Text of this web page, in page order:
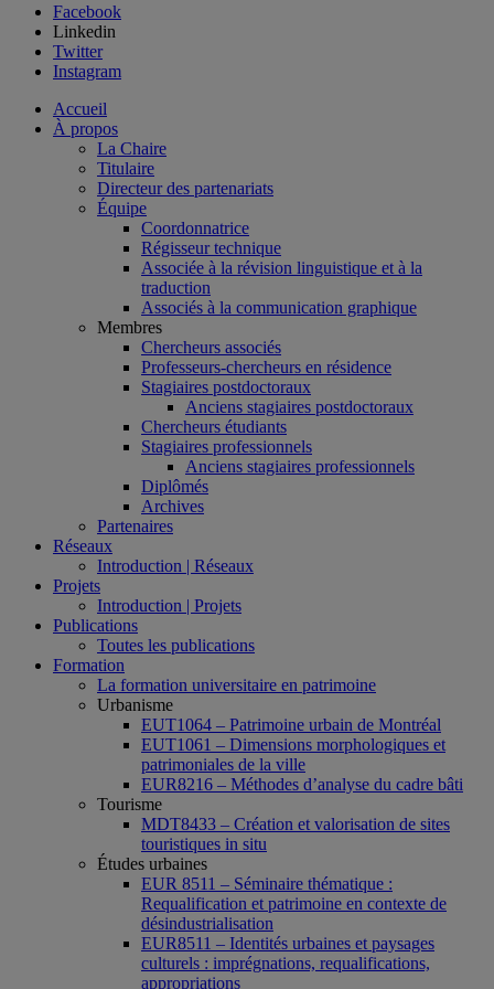
Facebook
Linkedin
Twitter
Instagram
Accueil
À propos
La Chaire
Titulaire
Directeur des partenariats
Équipe
Coordonnatrice
Régisseur technique
Associée à la révision linguistique et à la
traduction
Associés à la communication graphique
Membres
Chercheurs associés
Professeurs-chercheurs en résidence
Stagiaires postdoctoraux
Anciens stagiaires postdoctoraux
Chercheurs étudiants
Stagiaires professionnels
Anciens stagiaires professionnels
Diplômés
Archives
Partenaires
Réseaux
Introduction | Réseaux
Projets
Introduction | Projets
Publications
Toutes les publications
Formation
La formation universitaire en patrimoine
Urbanisme
EUT1064 – Patrimoine urbain de Montréal
EUT1061 – Dimensions morphologiques et
patrimoniales de la ville
EUR8216 – Méthodes d’analyse du cadre bâti
Tourisme
MDT8433 – Création et valorisation de sites
touristiques in situ
Études urbaines
EUR 8511 – Séminaire thématique :
Requalification et patrimoine en contexte de
désindustrialisation
EUR8511 – Identités urbaines et paysages
culturels : imprégnations, requalifications,
appropriations